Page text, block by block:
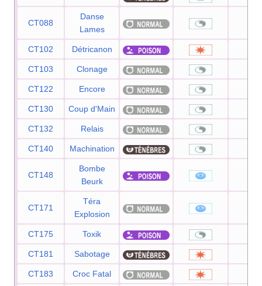
CT088
Danse
Lames
CT102 Détricanon
CT103 Clonage
CT122 Encore
CT130 Coup d'Main
CT132 Relais
CT140 Machination
CT148
Bombe
Beurk
CT171
Téra
Explosion
CT175 Toxik
CT181 Sabotage
CT183 Croc Fatal